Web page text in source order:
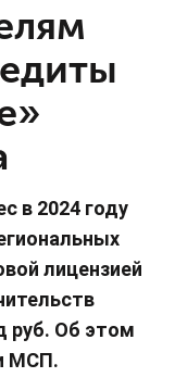
в 2024 году
лицензией
руб. Об этом
МСП.